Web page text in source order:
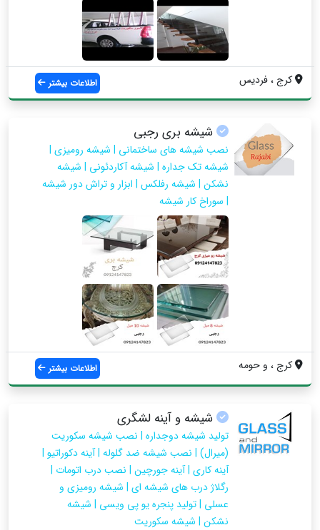
کرج ، فردیس اطلاعات بیشتر
شیشه بری رجبی
نصب شیشه های ساختمانی | شیشه رومیزی |
شیشه تک جداره | شیشه آکاردئونی | شیشه
نشکن | شیشه رفلکس | ابزار و تراش دور شیشه
| سوراخ کار شیشه
کرج ، و حومه اطلاعات بیشتر
شیشه و آینه لشگری
تولید شیشه دوجداره | نصب شیشه سکوریت
(میرال) | نصب شیشه ضد گلوله | آینه دکوراتیو |
آینه کاری | آینه جورچین | نصب درب اتومات |
رگلاژ درب های شیشه ای | شیشه رومیزی و
عسلی | تولید پنجره یو پی ویسی | شیشه
نشکن | شیشه سکوریت